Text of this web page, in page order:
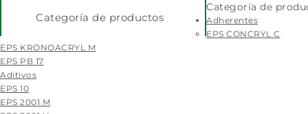
Categoría de productos
Categoría de
Adherentes
EPS CONCRYL C
EPS KRONOACRYL M
EPS PB 17
Aditivos
EPS 10
EPS 2001 M